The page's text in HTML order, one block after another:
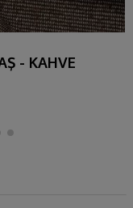
- KAHVE